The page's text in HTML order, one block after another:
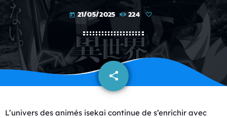
today 21/05/2025 224
share
email
L’univers des animés isekai continue de s’enrichir avec